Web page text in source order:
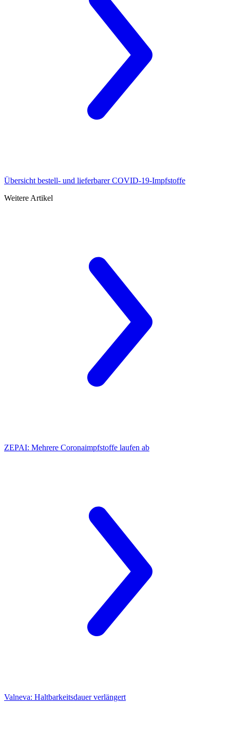
Übersicht bestell- und lieferbarer COVID-19-Impfstoffe
Weitere Artikel
ZEPAI: Mehrere Coronaimpfstoffe laufen ab
Valneva: Haltbarkeitsdauer verlängert